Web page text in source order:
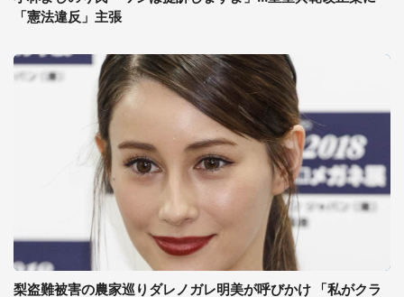
「憲法違反」主張
梨盗難被害の農家巡りダレノガレ明美が呼びかけ 「私がクラ